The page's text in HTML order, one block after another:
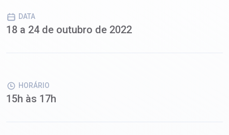
DATA
18 a 24 de outubro de 2022
HORÁRIO
15h às 17h